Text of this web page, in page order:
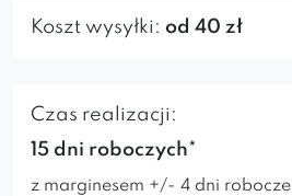
Koszt wysyłki: od 40 zł
Czas realizacji:
15 dni roboczych*
z marginesem +/- 4 dni robocze